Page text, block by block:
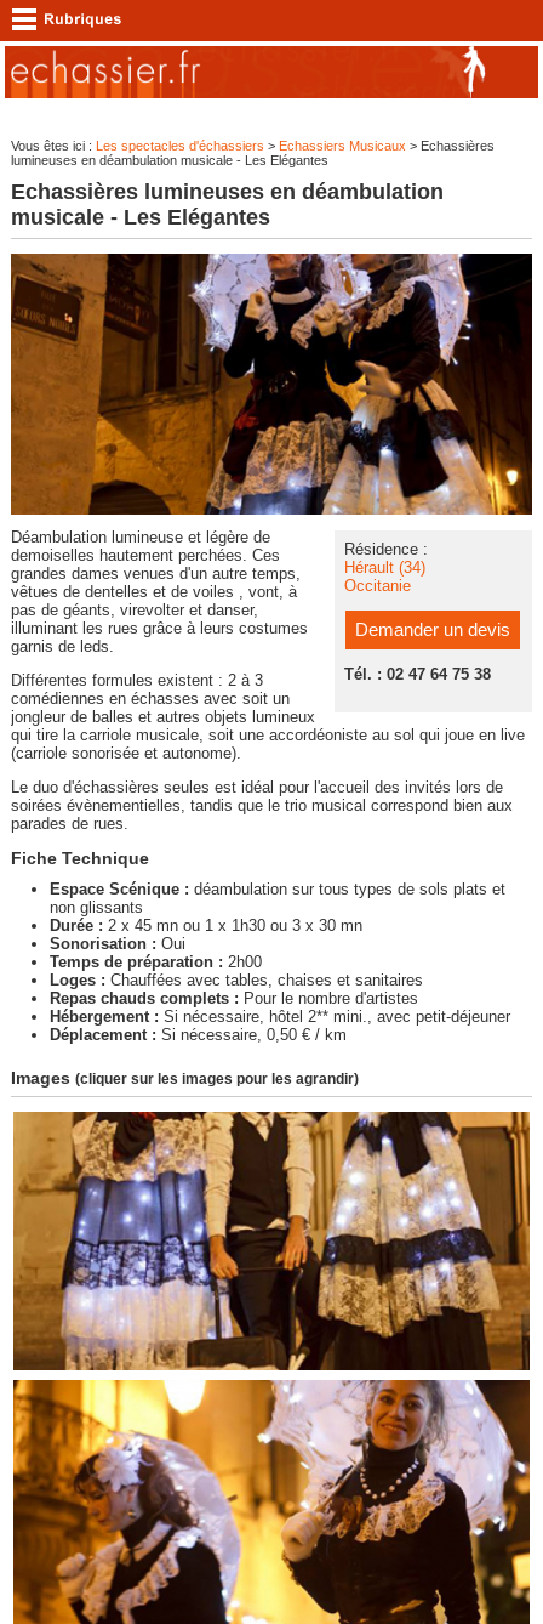
Vous êtes ici : Les spectacles d'échassiers > Echassiers Musicaux > Echassières
lumineuses en déambulation musicale - Les Elégantes
Echassières lumineuses en déambulation
musicale - Les Elégantes
Résidence :
Hérault (34)
Occitanie
Demander un devis
Tél. : 02 47 64 75 38
Déambulation lumineuse et légère de
demoiselles hautement perchées. Ces
grandes dames venues d'un autre temps,
vêtues de dentelles et de voiles , vont, à
pas de géants, virevolter et danser,
illuminant les rues grâce à leurs costumes
garnis de leds.
Différentes formules existent : 2 à 3
comédiennes en échasses avec soit un
jongleur de balles et autres objets lumineux
qui tire la carriole musicale, soit une accordéoniste au sol qui joue en live
(carriole sonorisée et autonome).
Le duo d'échassières seules est idéal pour l'accueil des invités lors de
soirées évènementielles, tandis que le trio musical correspond bien aux
parades de rues.
Fiche Technique
Espace Scénique : déambulation sur tous types de sols plats et
non glissants
Durée : 2 x 45 mn ou 1 x 1h30 ou 3 x 30 mn
Sonorisation : Oui
Temps de préparation : 2h00
Loges : Chauffées avec tables, chaises et sanitaires
Repas chauds complets : Pour le nombre d'artistes
Hébergement : Si nécessaire, hôtel 2** mini., avec petit-déjeuner
Déplacement : Si nécessaire, 0,50 € / km
Images (cliquer sur les images pour les agrandir)